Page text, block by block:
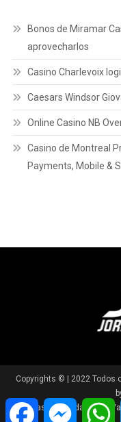
Bonos de Miramar
aprovecharlos
Casino Charlevoix
Caesars Windsor
Online Casino NB
Casino de Montreal
Payments, Mobile &
Copyrights © | 2022 Todos
Brasil
Cidade
FacebookMessenger